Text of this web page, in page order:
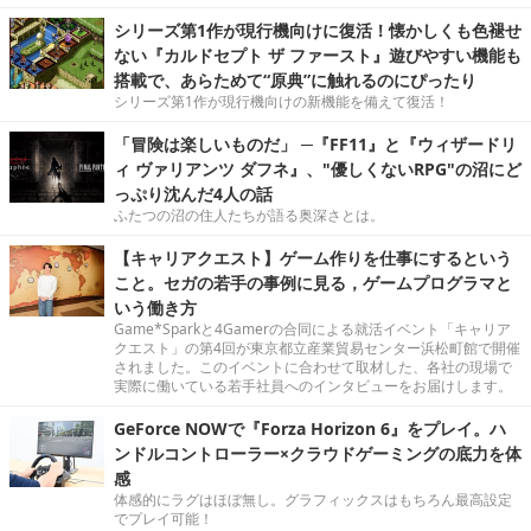
シリーズ第1作が現行機向けに復活！懐かしくも色褪せ
ない『カルドセプト ザ ファースト』遊びやすい機能も
搭載で、あらためて“原典”に触れるのにぴったり
シリーズ第1作が現行機向けの新機能を備えて復活！
「冒険は楽しいものだ」 ─『FF11』と『ウィザードリ
ィ ヴァリアンツ ダフネ』、"優しくないRPG"の沼にど
っぷり沈んだ4人の話
ふたつの沼の住人たちが語る奥深さとは。
【キャリアクエスト】ゲーム作りを仕事にするという
こと。セガの若手の事例に見る，ゲームプログラマと
いう働き方
Game*Sparkと4Gamerの合同による就活イベント「キャリア
クエスト」の第4回が東京都立産業貿易センター浜松町館で開催
されました。このイベントに合わせて取材した、各社の現場で
実際に働いている若手社員へのインタビューをお届けします。
GeForce NOWで『Forza Horizon 6』をプレイ。ハ
ンドルコントローラー×クラウドゲーミングの底力を体
感
体感的にラグはほぼ無し。グラフィックスはもちろん最高設定
でプレイ可能！